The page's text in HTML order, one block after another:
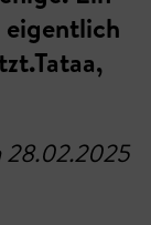
eigentlich
28.02.2025